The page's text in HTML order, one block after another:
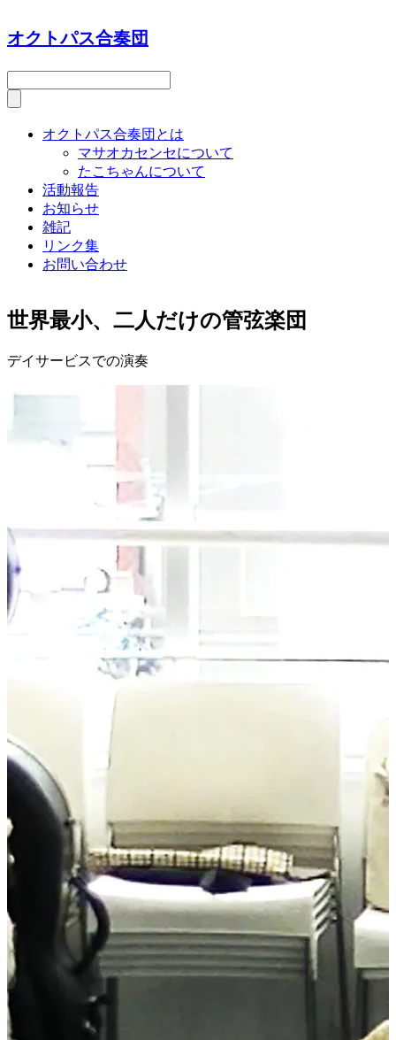
オクトパス合奏団
オクトパス合奏団とは
マサオカセンセについて
たこちゃんについて
活動報告
お知らせ
雑記
リンク集
お問い合わせ
世界最小、二人だけの管弦楽団
デイサービスでの演奏